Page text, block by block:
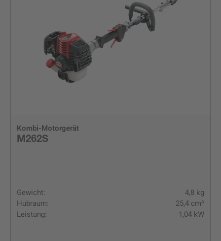
Kombi-Motorgerät
M262S
Gewicht:
4,8 kg
Hubraum:
25,4 cm³
Leistung:
1,04 kW